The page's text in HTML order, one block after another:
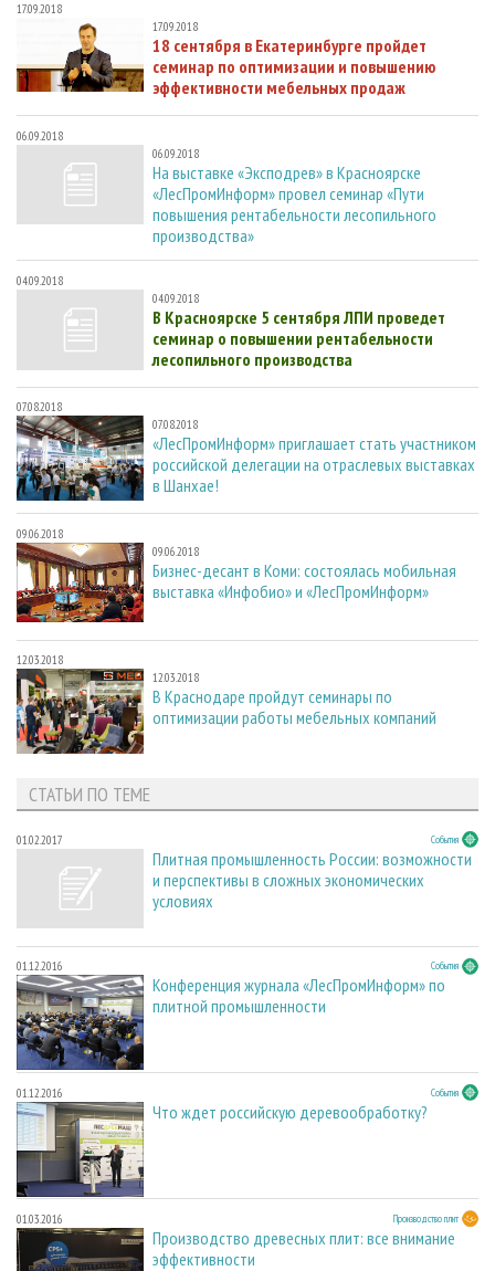
17.09.2018
17.09.2018
18 сентября в Екатеринбурге пройдет
семинар по оптимизации и повышению
эффективности мебельных продаж
06.09.2018
06.09.2018
На выставке «Эксподрев» в Красноярске
«ЛесПромИнформ» провел семинар «Пути
повышения рентабельности лесопильного
производства»
04.09.2018
04.09.2018
В Красноярске 5 сентября ЛПИ проведет
семинар о повышении рентабельности
лесопильного производства
07.08.2018
07.08.2018
«ЛесПромИнформ» приглашает стать участником
российской делегации на отраслевых выставках
в Шанхае!
09.06.2018
09.06.2018
Бизнес-десант в Коми: состоялась мобильная
выставка «Инфобио» и «ЛесПромИнформ»
12.03.2018
12.03.2018
В Краснодаре пройдут семинары по
оптимизации работы мебельных компаний
СТАТЬИ ПО ТЕМЕ
01.02.2017 События
Плитная промышленность России: возможности
и перспективы в сложных экономических
условиях
01.12.2016 События
Конференция журнала «ЛесПромИнформ» по
плитной промышленности
01.12.2016 События
Что ждет российскую деревообработку?
01.03.2016 Производство плит
Производство древесных плит: все внимание
эффективности